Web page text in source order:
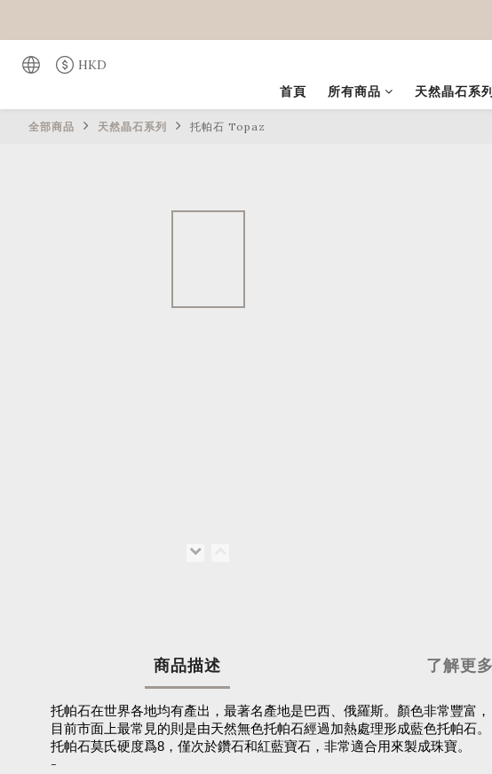
HKD
首頁
所有商品 天然晶石系
全部商品 天然晶石系列 托帕石 Topaz
商品描述 了解更多
托帕石在世界各地均有產出，最著名產地是巴西、俄羅斯。顏色非常豐富，
目前市面上最常見的則是由天然無色托帕石經過加熱處理形成藍色托帕石。
托帕石莫氏硬度爲8，僅次於鑽石和紅藍寶石，非常適合用來製成珠寶。
-